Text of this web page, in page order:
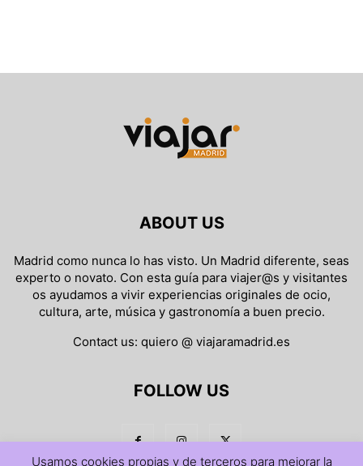
ABOUT US
Madrid como nunca lo has visto. Un Madrid diferente, seas
experto o novato. Con esta guía para viajer@s y visitantes
os ayudamos a vivir experiencias originales de ocio,
cultura, arte, música y gastronomía a buen precio.
Contact us: quiero @ viajaramadrid.es
FOLLOW US
Usamos cookies propias y de terceros para mejorar la